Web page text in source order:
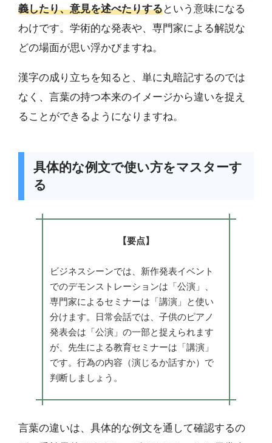
義したり、意見を述べたりするという意味になる
わけです。学術的な発表や、専門家による解説な
どの場面が思い浮かびますね。
漢字の成り立ちを知ると、単に丸暗記するのでは
なく、言葉の持つ本来のイメージから違いを捉え
ることができるようになりますね。
具体的な例文で使い方をマスターす
る
【要点】
ビジネスシーンでは、新作発表イベント
でのデモンストレーションは「公演」、
専門家によるセミナーは「講演」と使い
分けます。日常会話では、子供のピアノ
発表会は「公演」の一部と捉えられます
が、先生による教育セミナーは「講演」
です。行為の内容（演じるか話すか）で
判断しましょう。
言葉の違いは、具体的な例文を通して確認するの